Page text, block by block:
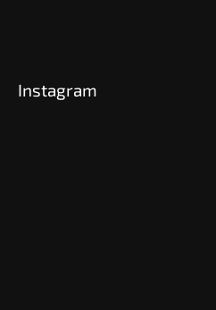
Instagram